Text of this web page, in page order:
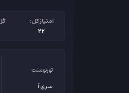
امتیاز کل :
22
تورنومنت
سری آ